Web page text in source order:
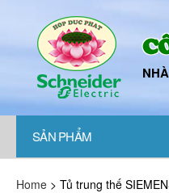
SẢN PHẨM
Home > Tủ trung thế